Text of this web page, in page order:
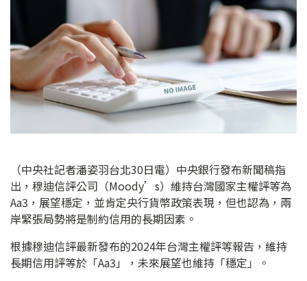
（中央社記者潘姿羽台北30日電）中央銀行發布新聞稿指
出，穆迪信評公司（Moody’s）維持台灣國家主權評等為
Aa3，展望穩定，並肯定央行貨幣政策表現，但也認為，兩
岸緊張局勢將是制約信用的長期因素。
根據穆迪信評最新發布的2024年台灣主權評等報告，維持
長期信用評等於「Aa3」，未來展望也維持「穩定」。